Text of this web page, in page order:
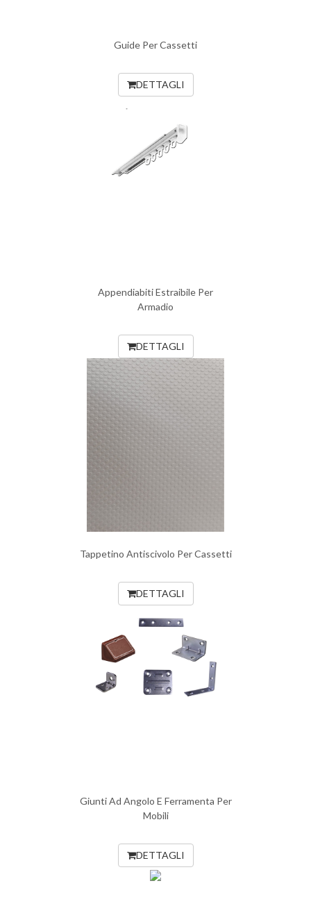
Guide Per Cassetti
DETTAGLI
Appendiabiti Estraibile Per
Armadio
DETTAGLI
Tappetino Antiscivolo Per Cassetti
DETTAGLI
Giunti Ad Angolo E Ferramenta Per
Mobili
DETTAGLI